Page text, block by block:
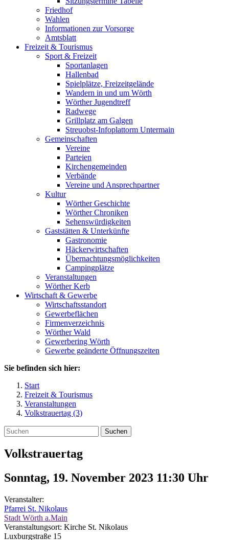
Friedhof
Wahlen
Informationen zur Vorsorge
Amtsblatt
Freizeit & Tourismus
Sport & Freizeit
Sportanlagen
Hallenbad
Spielplätze, Freizeitgelände
Wandern in und um Wörth
Wörther Jugendtreff
Radwege
Grillplatz am Galgen
Streuobst-Infoplattorm Untermain
Gemeinschaften
Vereine
Parteien
Kirchengemeinden
Verbände
Vereine und Ansprechpartner
Kultur
Wörther Geschichte
Wörther Chroniken
Sehenswürdigkeiten
Gaststätten & Unterkünfte
Gastronomie
Häckerwirtschaften
Übernachtungsmöglichkeiten
Campingplätze
Veranstaltungen
Wörther Kerb
Wirtschaft & Gewerbe
Wirtschaftsstandort
Gewerbeflächen
Firmenverzeichnis
Wörther Wald
Gewerbering Wörth
Gewerbe geänderte Öffnungszeiten
Sie befinden sich hier:
Start
Freizeit & Tourismus
Veranstaltungen
Volkstrauertag (3)
Suchen
Volkstrauertag
Sonntag, 19. November 2023 11:30 Uhr
Veranstalter:
Pfarrei St. Nikolaus
Stadt Wörth a.Main
Veranstaltungsort: Kirche St. Nikolaus
Luxburgstraße 15